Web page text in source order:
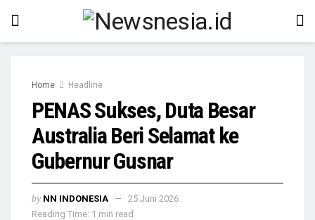
Home Headline
PENAS Sukses, Duta Besar
Australia Beri Selamat ke
Gubernur Gusnar
by NN INDONESIA
25 Juni 2026
Reading Time: 1 min read